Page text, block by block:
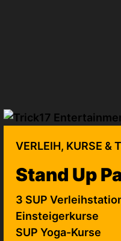
VERLEIH, KURSE &
Stand Up
3 SUP
Einsteigerkurse
SUP Yoga-Kurse